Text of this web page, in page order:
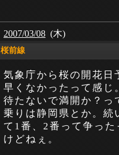
2007/03/08 (木)
桜前線
気象庁から桜の開花日
早くなかったって感じ
待たないで満開か？っ
乗りは静岡県とか。
て 1番、2番って争っ
けどねぇ。